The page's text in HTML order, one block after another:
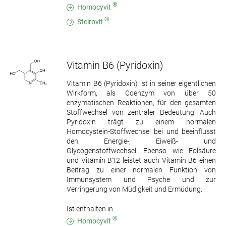
Homocyvit ®
Steirovit ®
Vitamin B6 (Pyridoxin)
Vitamin B6 (Pyridoxin) ist in seiner eigentlichen
Wirkform, als Coenzym von über 50
enzymatischen Reaktionen, für den gesamten
Stoffwechsel von zentraler Bedeutung. Auch
Pyridoxin trägt zu einem normalen
Homocystein-Stoffwechsel bei und beeinflusst
den Energie-, Eiweiß- und
Glycogenstoffwechsel. Ebenso wie Folsäure
und Vitamin B12 leistet auch Vitamin B6 einen
Beitrag zu einer normalen Funktion von
Immunsystem und Psyche und zur
Verringerung von Müdigkeit und Ermüdung.
Ist enthalten in:
Homocyvit ®